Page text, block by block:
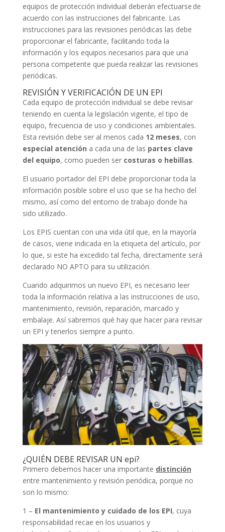
equipos de protección individual deberán efectuarse de
acuerdo con las instrucciones del fabricante. Las
instrucciones para las revisiones periódicas las debe
proporcionar el fabricante, facilitando toda la
información y los equipos necesarios para que una
persona competente que pueda realizar las revisiones
periódicas.
REVISIÓN Y VERIFICACIÓN DE UN EPI
Cada equipo de protección individual se debe revisar
teniendo en cuenta la legislación vigente, el tipo de
equipo, frecuencia de uso y condiciones ambientales.
Esta revisión debe ser al menos cada 12 meses, con
especial atención a cada una de las partes clave
del equipo, como pueden ser costuras o hebillas.
El usuario portador del EPI debe proporcionar toda la
información posible sobre el uso que se ha hecho del
mismo, así como del entorno de trabajo donde ha
sido utilizado.
Los EPIS cuentan con una vida útil que, en la mayoría
de casos, viene indicada en la etiqueta del artículo, por
lo que, si este ha excedido tal fecha, directamente será
declarado NO APTO para su utilización.
Cuando adquirimos un nuevo EPI, es necesario leer
toda la información relativa a las instrucciones de uso,
mantenimiento, revisión, reparación, marcado y
embalaje. Así sabremos qué hay que hacer para revisar
un EPI y tenerlos siempre a punto.
¿QUIÉN DEBE REVISAR UN epi?
Primero debemos hacer una importante distinción
entre mantenimiento y revisión periódica, porque no
son lo mismo:
1 – El mantenimiento y cuidado de los EPI, cuya
responsabilidad recae en los usuarios y